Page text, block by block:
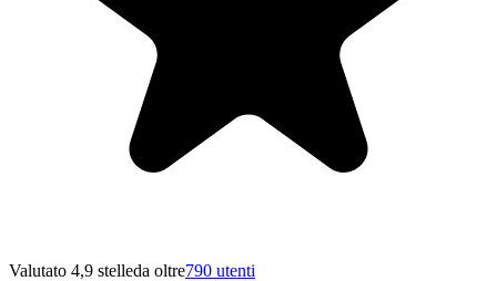
Valutato 4,9 stelleda oltre790 utenti